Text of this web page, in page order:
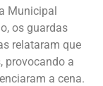
Municipal
os guardas
relataram que
provocando a
a cena.